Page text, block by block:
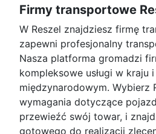
Firmy transportowe
W Reszel znajdziesz firmę
zapewni profesjonalny
Nasza platforma gromadzi
kompleksowe usługi w kraju
międzynarodowym. Wybierz
wymagania dotyczące
przewieźć swój towar, i
gotowego do realizacji